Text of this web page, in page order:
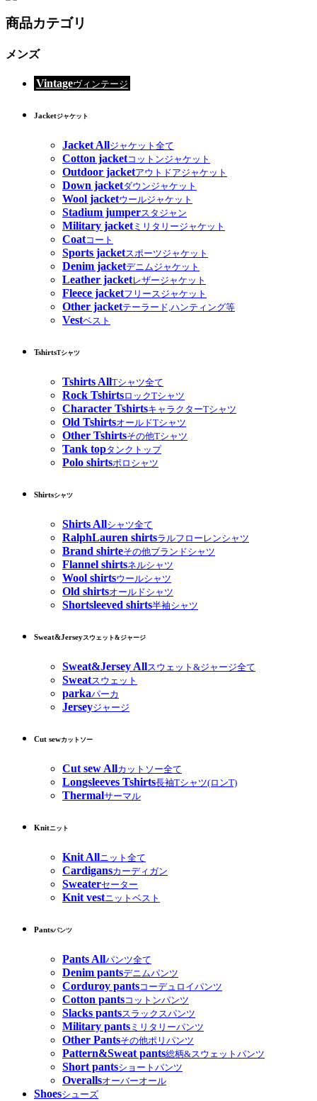
商品カテゴリ
メンズ
Vintageヴィンテージ
Jacketジャケット
Jacket Allジャケット全て
Cotton jacketコットンジャケット
Outdoor jacketアウトドアジャケット
Down jacketダウンジャケット
Wool jacketウールジャケット
Stadium jumperスタジャン
Military jacketミリタリージャケット
Coatコート
Sports jacketスポーツジャケット
Denim jacketデニムジャケット
Leather jacketレザージャケット
Fleece jacketフリースジャケット
Other jacketテーラード,ハンティング等
Vestベスト
TshirtsTシャツ
Tshirts AllTシャツ全て
Rock TshirtsロックTシャツ
Character TshirtsキャラクターTシャツ
Old TshirtsオールドTシャツ
Other Tshirtsその他Tシャツ
Tank topタンクトップ
Polo shirtsポロシャツ
Shirtsシャツ
Shirts Allシャツ全て
RalphLauren shirtsラルフローレンシャツ
Brand shirteその他ブランドシャツ
Flannel shirtsネルシャツ
Wool shirtsウールシャツ
Old shirtsオールドシャツ
Shortsleeved shirts半袖シャツ
Sweat&Jerseyスウェット&ジャージ
Sweat&Jersey Allスウェット&ジャージ全て
Sweatスウェット
parkaパーカ
Jerseyジャージ
Cut sewカットソー
Cut sew Allカットソー全て
Longsleeves Tshirts長袖Tシャツ(ロンT)
Thermalサーマル
Knitニット
Knit Allニット全て
Cardigansカーディガン
Sweaterセーター
Knit vestニットベスト
Pantsパンツ
Pants Allパンツ全て
Denim pantsデニムパンツ
Corduroy pantsコーデュロイパンツ
Cotton pantsコットンパンツ
Slacks pantsスラックスパンツ
Military pants ミリタリーパンツ
Other Pantsその他ポリパンツ
Pattern&Sweat pants総柄&スウェットパンツ
Short pantsショートパンツ
Overallsオーバーオール
Shoesシューズ